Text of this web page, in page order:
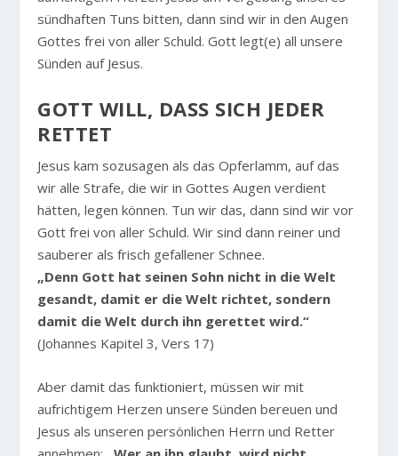
sündhaften Tuns bitten, dann sind wir in den Augen
Gottes frei von aller Schuld. Gott legt(e) all unsere
Sünden auf Jesus.
GOTT WILL, DASS SICH JEDER R
ETTET
Jesus kam sozusagen als das Opferlamm, auf das
wir alle Strafe, die wir in Gottes Augen verdient
hätten, legen können. Tun wir das, dann sind wir vor
Gott frei von aller Schuld. Wir sind dann reiner und
sauberer als frisch gefallener Schnee.
„Denn Gott hat seinen Sohn nicht in die Welt
gesandt, damit er die Welt richtet, sondern
damit die Welt durch ihn gerettet wird.“
(Johannes Kapitel 3, Vers 17)
Aber damit das funktioniert, müssen wir mit
aufrichtigem Herzen unsere Sünden bereuen und
Jesus als unseren persönlichen Herrn und Retter